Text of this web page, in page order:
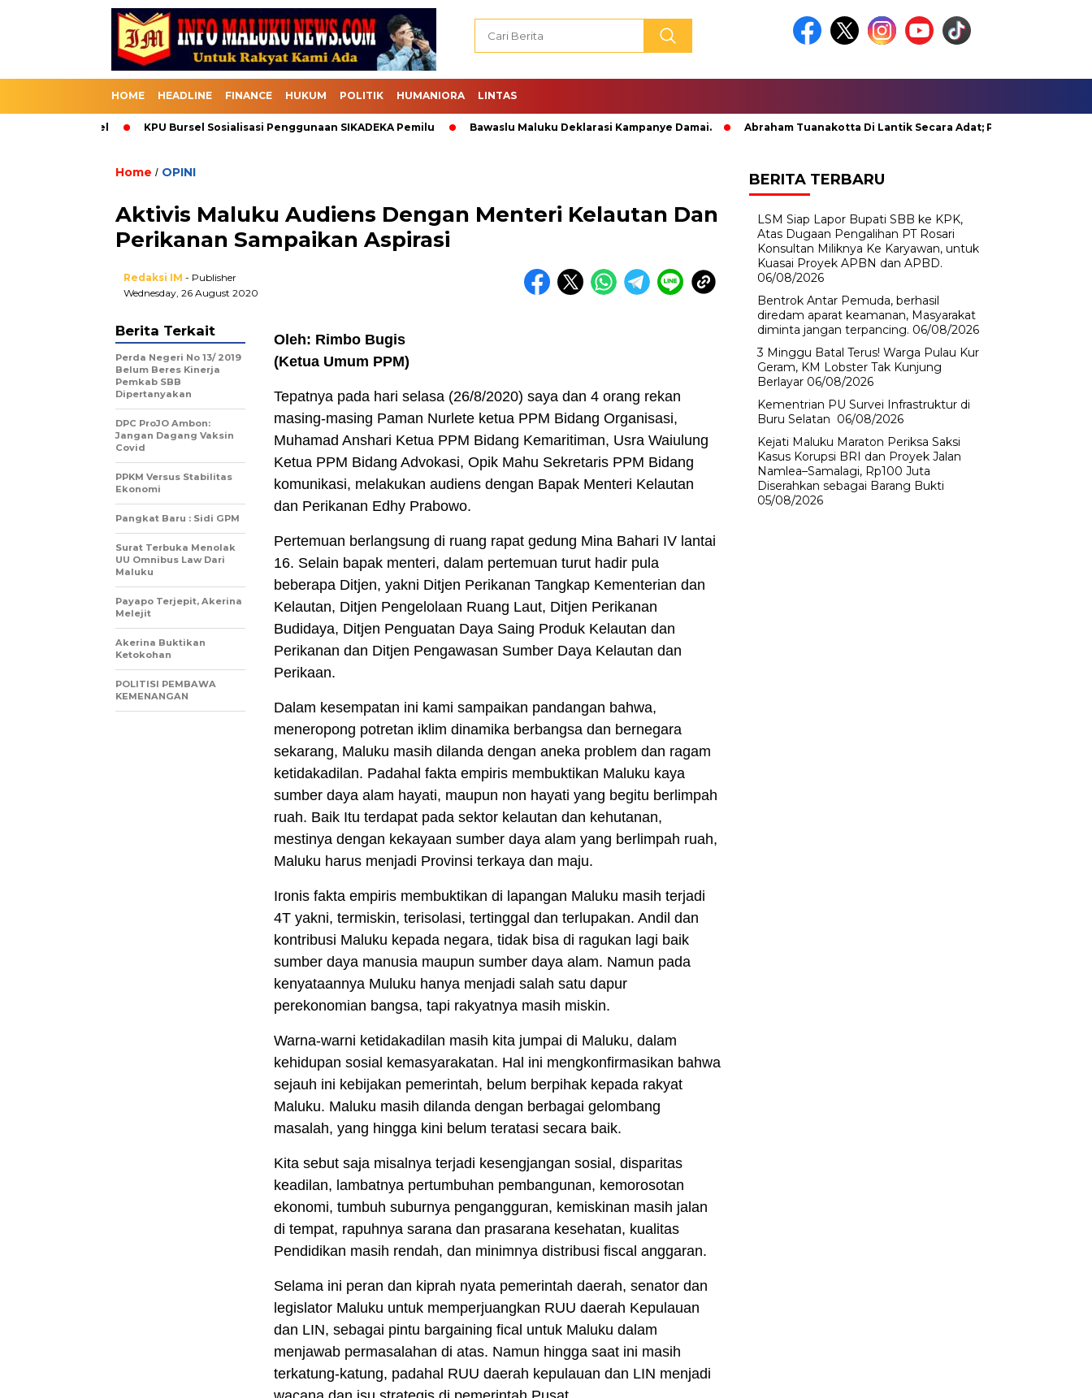
HOME HEADLINE FINANCE HUKUM POLITIK HUMANIORA LINTAS
KPU Bursel Sosialisasi Penggunaan SIKADEKA Pemilu Bawaslu Maluku Deklarasi Kampanye Damai. Abraham Tuanakotta Di Lantik Secara Adat; Pj Bupati Malteng Minta
Home / OPINI
Aktivis Maluku Audiens Dengan Menteri Kelautan Dan
Perikanan Sampaikan Aspirasi
Redaksi IM - Publisher
Wednesday, 26 August 2020
Oleh: Rimbo Bugis
(Ketua Umum PPM)
Tepatnya pada hari selasa (26/8/2020) saya dan 4 orang rekan
masing-masing Paman Nurlete ketua PPM Bidang Organisasi,
Muhamad Anshari Ketua PPM Bidang Kemaritiman, Usra Waiulung
Ketua PPM Bidang Advokasi, Opik Mahu Sekretaris PPM Bidang
komunikasi, melakukan audiens dengan Bapak Menteri Kelautan
dan Perikanan Edhy Prabowo.
Pertemuan berlangsung di ruang rapat gedung Mina Bahari IV lantai
16. Selain bapak menteri, dalam pertemuan turut hadir pula
beberapa Ditjen, yakni Ditjen Perikanan Tangkap Kementerian dan
Kelautan, Ditjen Pengelolaan Ruang Laut, Ditjen Perikanan
Budidaya, Ditjen Penguatan Daya Saing Produk Kelautan dan
Perikanan dan Ditjen Pengawasan Sumber Daya Kelautan dan
Perikaan.
Dalam kesempatan ini kami sampaikan pandangan bahwa,
meneropong potretan iklim dinamika berbangsa dan bernegara
sekarang, Maluku masih dilanda dengan aneka problem dan ragam
ketidakadilan. Padahal fakta empiris membuktikan Maluku kaya
sumber daya alam hayati, maupun non hayati yang begitu berlimpah
ruah. Baik Itu terdapat pada sektor kelautan dan kehutanan,
mestinya dengan kekayaan sumber daya alam yang berlimpah ruah,
Maluku harus menjadi Provinsi terkaya dan maju.
Ironis fakta empiris membuktikan di lapangan Maluku masih terjadi
4T yakni, termiskin, terisolasi, tertinggal dan terlupakan. Andil dan
kontribusi Maluku kepada negara, tidak bisa di ragukan lagi baik
sumber daya manusia maupun sumber daya alam. Namun pada
kenyataannya Muluku hanya menjadi salah satu dapur
perekonomian bangsa, tapi rakyatnya masih miskin.
Warna-warni ketidakadilan masih kita jumpai di Maluku, dalam
kehidupan sosial kemasyarakatan. Hal ini mengkonfirmasikan bahwa
sejauh ini kebijakan pemerintah, belum berpihak kepada rakyat
Maluku. Maluku masih dilanda dengan berbagai gelombang
masalah, yang hingga kini belum teratasi secara baik.
Kita sebut saja misalnya terjadi kesengjangan sosial, disparitas
keadilan, lambatnya pertumbuhan pembangunan, kemorosotan
ekonomi, tumbuh suburnya pengangguran, kemiskinan masih jalan
di tempat, rapuhnya sarana dan prasarana kesehatan, kualitas
Pendidikan masih rendah, dan minimnya distribusi fiscal anggaran.
Selama ini peran dan kiprah nyata pemerintah daerah, senator dan
legislator Maluku untuk memperjuangkan RUU daerah Kepulauan
dan LIN, sebagai pintu bargaining fical untuk Maluku dalam
menjawab permasalahan di atas. Namun hingga saat ini masih
terkatung-katung, padahal RUU daerah kepulauan dan LIN menjadi
Berita Terkait
Perda Negeri No 13/ 2019
Belum Beres Kinerja
Pemkab SBB
Dipertanyakan
DPC ProJO Ambon:
Jangan Dagang Vaksin
Covid
PPKM Versus Stabilitas
Ekonomi
Pangkat Baru : Sidi GPM
Surat Terbuka Menolak
UU Omnibus Law Dari
Maluku
Payapo Terjepit, Akerina
Melejit
Akerina Buktikan
Ketokohan
POLITISI PEMBAWA
KEMENANGAN
BERITA TERBARU
LSM Siap Lapor Bupati SBB ke KPK,
Atas Dugaan Pengalihan PT Rosari
Konsultan Miliknya Ke Karyawan, untuk
Kuasai Proyek APBN dan APBD.
06/08/2026
Bentrok Antar Pemuda, berhasil
diredam aparat keamanan, Masyarakat
diminta jangan terpancing. 06/08/2026
3 Minggu Batal Terus! Warga Pulau Kur
Geram, KM Lobster Tak Kunjung
Berlayar 06/08/2026
Kementrian PU Survei Infrastruktur di
Buru Selatan 06/08/2026
Kejati Maluku Maraton Periksa Saksi
Kasus Korupsi BRI dan Proyek Jalan
Namlea–Samalagi, Rp100 Juta
Diserahkan sebagai Barang Bukti
05/08/2026